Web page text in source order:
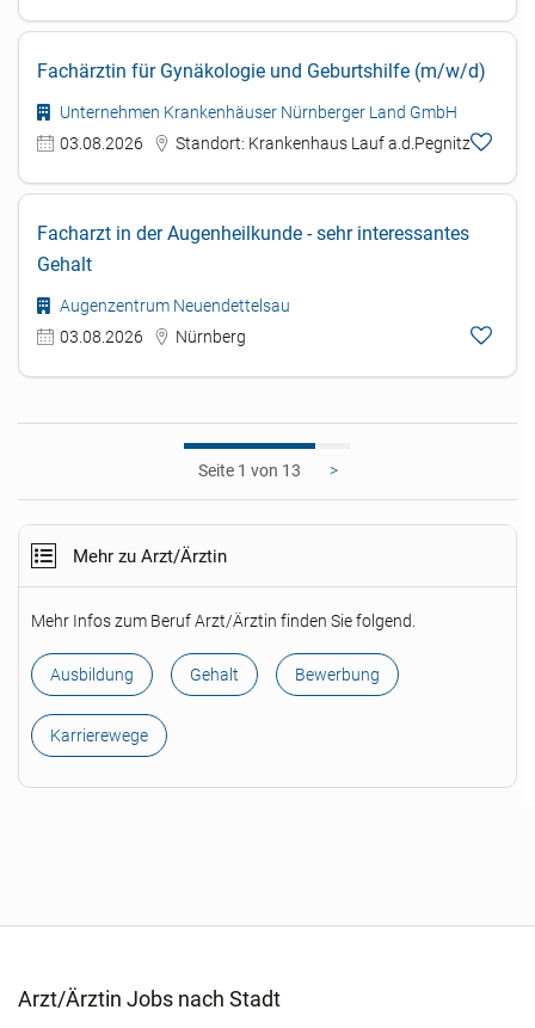
Fachärztin für Gynäkologie und Geburtshilfe (m/w/d)
Unternehmen Krankenhäuser Nürnberger Land GmbH
03.08.2026
Standort: Krankenhaus Lauf a.d.Pegnitz
Facharzt in der Augenheilkunde - sehr interessantes
Gehalt
Augenzentrum Neuendettelsau
03.08.2026
Nürnberg
1 >
Mehr zu Arzt/Ärztin
Mehr Infos zum Beruf Arzt/Ärztin finden Sie folgend.
Ausbildung Gehalt Bewerbung
Karrierewege
Arzt/Ärztin Jobs nach Stadt